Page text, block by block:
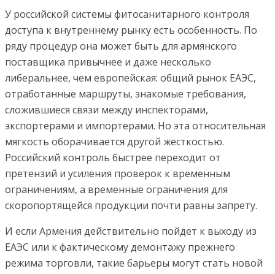
У российской системы фитосанитарного контроля
доступа к внутреннему рынку есть особенность. По
ряду процедур она может быть для армянского
поставщика привычнее и даже несколько
либеральнее, чем европейская: общий рынок ЕАЭС,
отработанные маршруты, знакомые требования,
сложившиеся связи между инспекторами,
экспортерами и импортерами. Но эта относительная
мягкость оборачивается другой жесткостью.
Российский контроль быстрее переходит от
претензий и усиления проверок к временным
ограничениям, а временные ограничения для
скоропортящейся продукции почти равны запрету.
И если Армения действительно пойдет к выходу из
ЕАЭС или к фактическому демонтажу прежнего
режима торговли, такие барьеры могут стать новой